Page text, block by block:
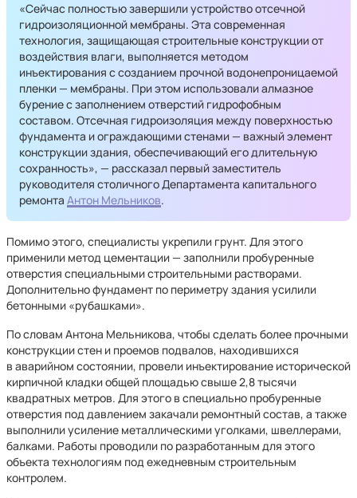
«Сейчас полностью завершили устройство отсечной
гидроизоляционной мембраны. Эта современная
технология, защищающая строительные конструкции от
воздействия влаги, выполняется методом
инъектирования с созданием прочной водонепроницаемой
пленки — мембраны. При этом использовали алмазное
бурение с заполнением отверстий гидрофобным
составом. Отсечная гидроизоляция между поверхностью
фундамента и ограждающими стенами — важный элемент
конструкции здания, обеспечивающий его длительную
сохранность», — рассказал первый заместитель
руководителя столичного Департамента капитального
ремонта Антон Мельников.
Помимо этого, специалисты укрепили грунт. Для этого
применили метод цементации — заполнили пробуренные
отверстия специальными строительными растворами.
Дополнительно фундамент по периметру здания усилили
бетонными «рубашками».
По словам Антона Мельникова, чтобы сделать более прочными
конструкции стен и проемов подвалов, находившихся
в аварийном состоянии, провели инъектирование исторической
кирпичной кладки общей площадью свыше 2,8 тысячи
квадратных метров. Для этого в специально пробуренные
отверстия под давлением закачали ремонтный состав, а также
выполнили усиление металлическими уголками, швеллерами,
балками. Работы проводили по разработанным для этого
объекта технологиям под ежедневным строительным
контролем.